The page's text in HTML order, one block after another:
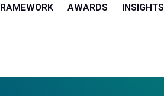
AWARDS
INSIGHTS